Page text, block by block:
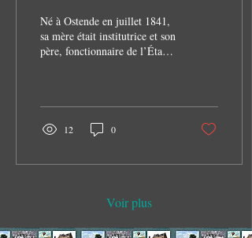
Attre,...
Né à Ostende en juillet 1841,
sa mère était institutrice et son
père, fonctionnaire de l’État.
12 0
Voir plus